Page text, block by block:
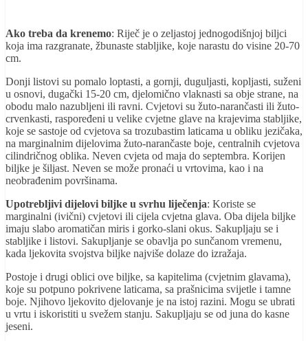
Ako treba da krenemo: Riječ je o zeljastoj jednogodišnjoj biljci
koja ima razgranate, žbunaste stabljike, koje narastu do visine 20-70
cm.
Donji listovi su pomalo loptasti, a gornji, duguljasti, kopljasti, suženi
u osnovi, dugački 15-20 cm, djelomično vlaknasti sa obje strane, na
obodu malo nazubljeni ili ravni. Cvjetovi su žuto-narančasti ili žuto-
crvenkasti, raspoređeni u velike cvjetne glave na krajevima stabljike,
koje se sastoje od cvjetova sa trozubastim laticama u obliku jezičaka,
na marginalnim dijelovima žuto-narančaste boje, centralnih cvjetova
cilindričnog oblika. Neven cvjeta od maja do septembra. Korijen
biljke je šiljast. Neven se može pronaći u vrtovima, kao i na
neobrađenim površinama.
Upotrebljivi dijelovi biljke u svrhu liječenja: Koriste se
marginalni (ivični) cvjetovi ili cijela cvjetna glava. Oba dijela biljke
imaju slabo aromatičan miris i gorko-slani okus. Sakupljaju se i
stabljike i listovi. Sakupljanje se obavlja po sunčanom vremenu,
kada ljekovita svojstva biljke najviše dolaze do izražaja.
Postoje i drugi oblici ove biljke, sa kapitelima (cvjetnim glavama),
koje su potpuno pokrivene laticama, sa prašnicima svijetle i tamne
boje. Njihovo ljekovito djelovanje je na istoj razini. Mogu se ubrati
u vrtu i iskoristiti u svežem stanju. Sakupljaju se od juna do kasne
jeseni.